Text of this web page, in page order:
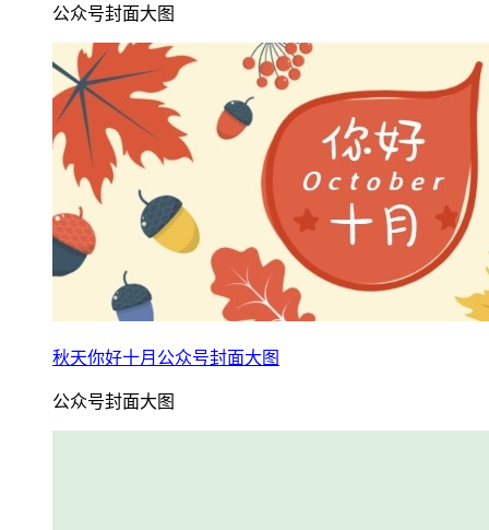
公众号封面大图
秋天你好十月公众号封面大图
公众号封面大图